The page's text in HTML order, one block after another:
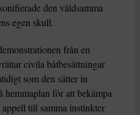
den våldsamma
egen skull.
från en
civila båtbesättningar
som den sätter in
hemmaplan för att bekämpa
till samma instinkter